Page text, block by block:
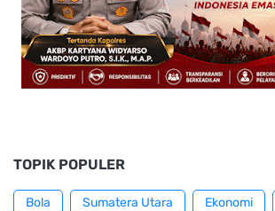
TOPIK POPULER
Bola Sumatera Utara Ekonomi